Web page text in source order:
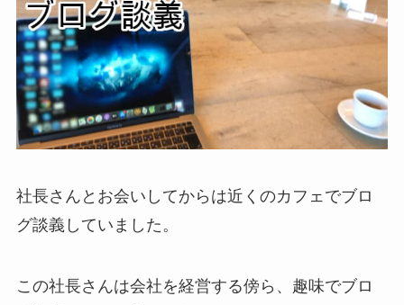
社長さんとお会いしてからは近くのカフェでブロ
グ談義していました。
この社長さんは会社を経営する傍ら、趣味でブロ